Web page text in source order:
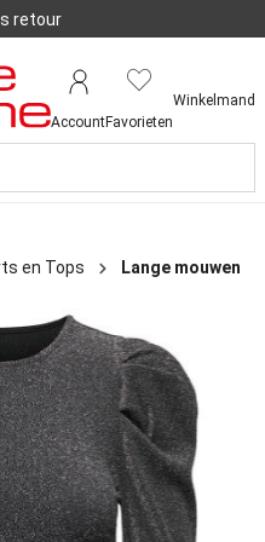
retour
AccountFavorieten
Winkelmand
en Tops Lange mouwen